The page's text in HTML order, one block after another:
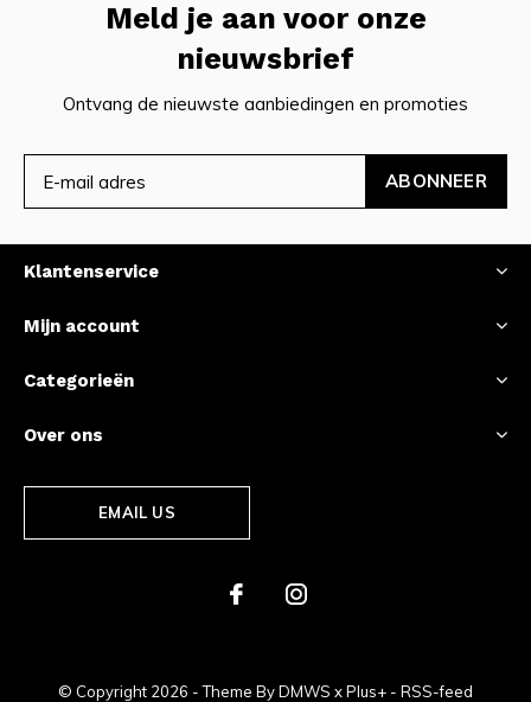
Meld je aan voor onze
nieuwsbrief
Ontvang de nieuwste aanbiedingen en promoties
ABONNEER
Klantenservice
Mijn account
Categorieën
Over ons
EMAIL US
© Copyright 2026 - Theme ByDMWS xPlus+ - RSS-feed